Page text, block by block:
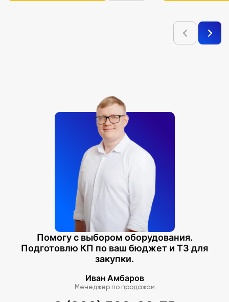
Помогу с выбором оборудования.
Подготовлю КП по ваш бюджет и ТЗ для
закупки.
Иван Амбаров
Менеджер по продажам